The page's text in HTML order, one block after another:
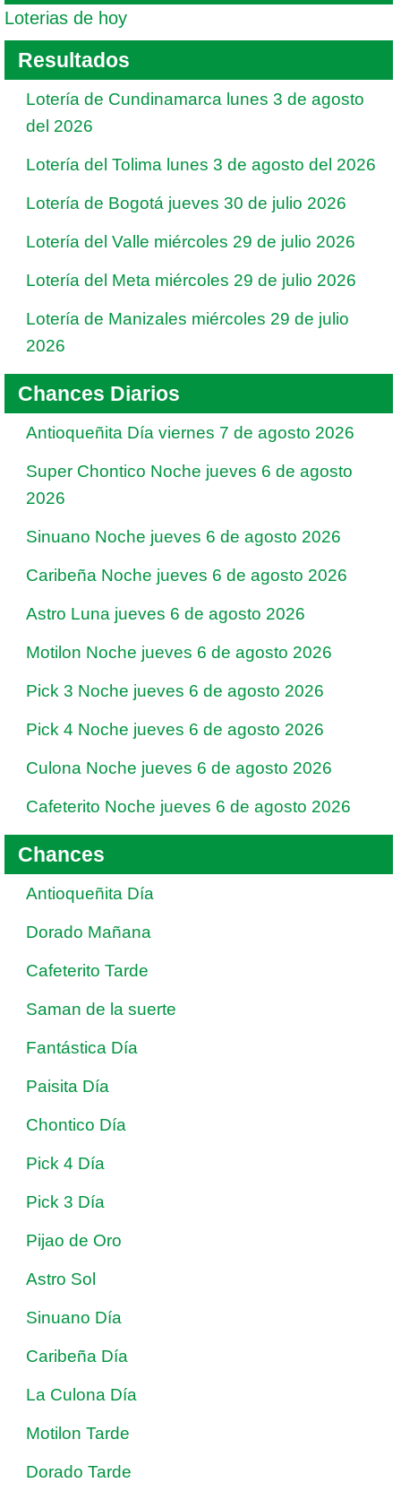
Loterias de hoy
Resultados
Lotería de Cundinamarca lunes 3 de agosto
del 2026
Lotería del Tolima lunes 3 de agosto del 2026
Lotería de Bogotá jueves 30 de julio 2026
Lotería del Valle miércoles 29 de julio 2026
Lotería del Meta miércoles 29 de julio 2026
Lotería de Manizales miércoles 29 de julio
2026
Chances Diarios
Antioqueñita Día viernes 7 de agosto 2026
Super Chontico Noche jueves 6 de agosto
2026
Sinuano Noche jueves 6 de agosto 2026
Caribeña Noche jueves 6 de agosto 2026
Astro Luna jueves 6 de agosto 2026
Motilon Noche jueves 6 de agosto 2026
Pick 3 Noche jueves 6 de agosto 2026
Pick 4 Noche jueves 6 de agosto 2026
Culona Noche jueves 6 de agosto 2026
Cafeterito Noche jueves 6 de agosto 2026
Chances
Antioqueñita Día
Dorado Mañana
Cafeterito Tarde
Saman de la suerte
Fantástica Día
Paisita Día
Chontico Día
Pick 4 Día
Pick 3 Día
Pijao de Oro
Astro Sol
Sinuano Día
Caribeña Día
La Culona Día
Motilon Tarde
Dorado Tarde